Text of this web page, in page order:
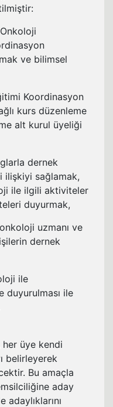
ve bilimsel
Koordinasyon
kurs düzenleme
alt kurul üyeliği
dernek
ilişkiyi sağlamak,
ile ilgili aktiviteler
duyurmak,
uzmanı ve
dernek
ile
duyurulması ile
üye kendi
belirleyerek
Bu amaçla
aday